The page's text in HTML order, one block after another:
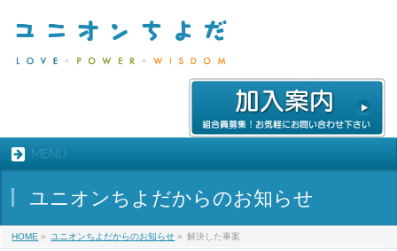
MENU
ユニオンちよだからのお知らせ
HOME » ユニオンちよだからのお知らせ » 解決した事案